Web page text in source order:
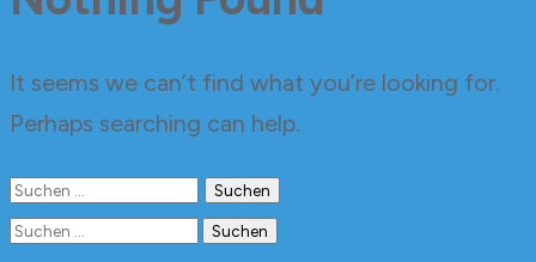
It seems we can’t find what you’re looking for.
Perhaps searching can help.
Suchen
nach:
Suchen